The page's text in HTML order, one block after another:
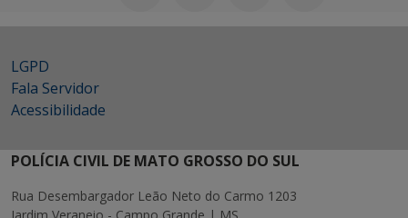
LGPD
Fala Servidor
Acessibilidade
POLÍCIA CIVIL DE MATO GROSSO DO SUL
Rua Desembargador Leão Neto do Carmo 1203